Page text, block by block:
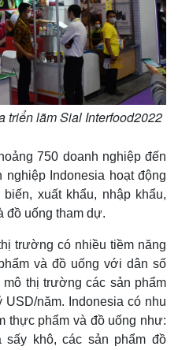
Multimedia
Video
Ảnh
E-Magazine
triển lãm Sial Interfood2022
750 doanh nghiệp đến
Indonesia hoạt động
xuất khẩu, nhập khẩu,
đồ uống tham dự.
trường có nhiều tiềm năng
và đồ uống với dân số
thị trường các sản phẩm
năm. Indonesia có nhu
thực phẩm và đồ uống như:
sấy khô, các sản phẩm đồ